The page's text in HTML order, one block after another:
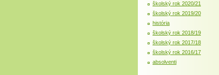
školský rok 2020/21
školský rok 2019/20
história
školský rok 2018/19
školský rok 2017/18
školský rok 2016/17
absolventi